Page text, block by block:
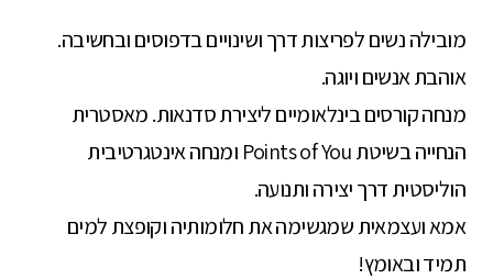
מובילה נשים לפריצות דרך ושינויים בדפוסים ובחשיבה.
אוהבת אנשים ויוגה.
מנחה קורסים בינלאומיים ליצירת סדנאות. מאסטרית
הנחייה בשיטת Points of You ומנחה אינטגרטיבית
הוליסטית דרך יצירה ותנועה.
אמא ועצמאית שמגשימה את חלומותיה וקופצת למים
תמיד ובאומץ!